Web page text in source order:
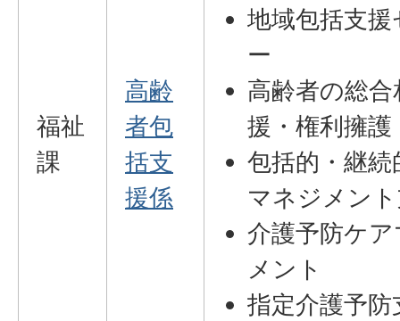
福祉
課
高齢
者包
括支
援係
地域包括支
ー
高齢者の総合
援・権利擁護
包括的・継
マネジメン
介護予防ケ
メント
指定介護予防